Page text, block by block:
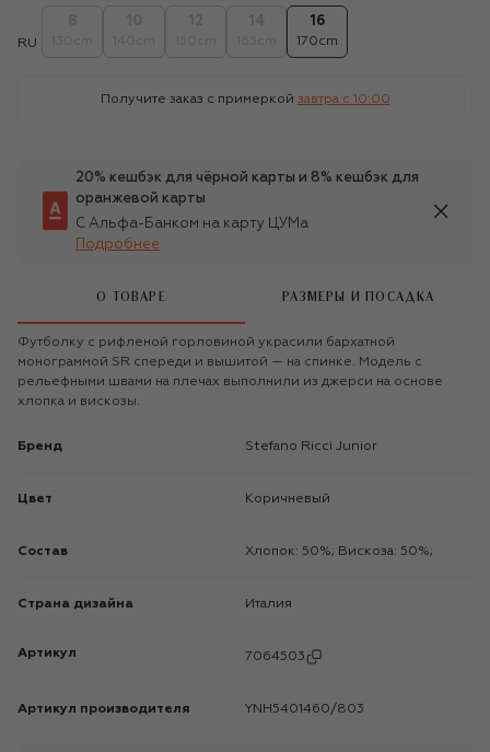
RU
16
170cm
Получите заказ с примеркой завтра c 10:00
20% кешбэк для чёрной карты и 8% кешбэк для
оранжевой карты
С Альфа-Банком на карту ЦУМа
Подробнее
О ТОВАРЕ РАЗМЕРЫ И ПОСАДКА
Футболку с рифленой горловиной украсили бархатной
монограммой SR спереди и вышитой — на спинке. Модель с
рельефными швами на плечах выполнили из джерси на основе
хлопка и вискозы.
Бренд Stefano Ricci Junior
Цвет Коричневый
Состав Хлопок: 50%; Вискоза: 50%;
Страна дизайна Италия
Артикул 7064503
Артикул производителя YNH5401460/803